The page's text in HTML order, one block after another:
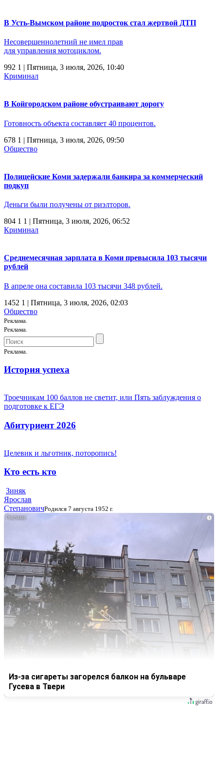
В Усть-Вымском районе подросток стал жертвой ДТП
Несовершеннолетний не имел прав
для управления мотоциклом.
992 1 | Пятница, 3 июля, 2026, 10:40
Криминал
В Койгородском районе обустраивают дорогу
Готовность объекта составляет 40 процентов.
678 1 | Пятница, 3 июля, 2026, 09:50
Общество
Полицейские Коми задержали банкира за коммерческий
подкуп
Деньги были получены от риэлторов.
804 1 1 | Пятница, 3 июля, 2026, 06:52
Криминал
Среднемесячная зарплата в Коми превысила 103 тысячи
рублей
В апреле она составила 103 тысячи 348 рублей.
1452 1 | Пятница, 3 июля, 2026, 02:03
Общество
Реклама.
Реклама.
Реклама.
История успеха
Троечникам 100 баллов не светит, или Пять заблуждения о
подготовке к ЕГЭ
Абитуриент 2026
Целевик и льготник, поторопись!
Кто есть кто
Зиняк
Ярослав
СтепановичРодился 7 августа 1952 г.
i
Из-за сигареты загорелся балкон на бульваре
Гусева в Твери